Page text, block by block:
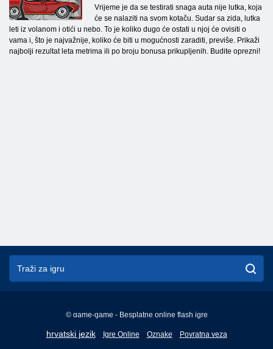
Vrijeme je da se testirati snaga auta nije lutka, koja
će se nalaziti na svom kotaču. Sudar sa zida, lutka
leti iz volanom i otići u nebo. To je koliko dugo će ostati u njoj će ovisiti o
vama i, što je najvažnije, koliko će biti u mogućnosti zaraditi, previše. Prikaži
najbolji rezultat leta metrima ili po broju bonusa prikupljenih. Budite oprezni!
© game-game - Besplatne online flash igre
hrvatski jezik
English
Igre Online Oznake Povratna veza